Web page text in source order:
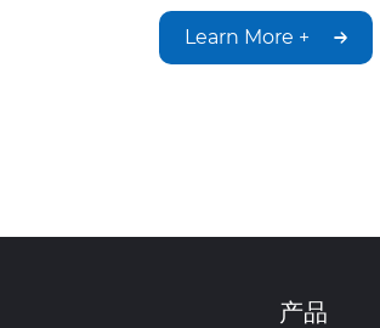
Learn More +
产品